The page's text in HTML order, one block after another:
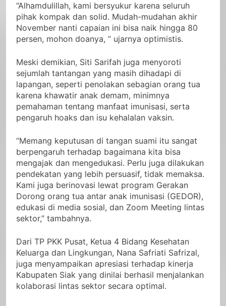
“Alhamdulillah, kami bersyukur karena seluruh
pihak kompak dan solid. Mudah-mudahan akhir
November nanti capaian ini bisa naik hingga 80
persen, mohon doanya, ” ujarnya optimistis.
Meski demikian, Siti Sarifah juga menyoroti
sejumlah tantangan yang masih dihadapi di
lapangan, seperti penolakan sebagian orang tua
karena khawatir anak demam, minimnya
pemahaman tentang manfaat imunisasi, serta
pengaruh hoaks dan isu kehalalan vaksin.
“Memang keputusan di tangan suami itu sangat
berpengaruh terhadap bagaimana kita bisa
mengajak dan mengedukasi. Perlu juga dilakukan
pendekatan yang lebih persuasif, tidak memaksa.
Kami juga berinovasi lewat program Gerakan
Dorong orang tua antar anak imunisasi (GEDOR),
edukasi di media sosial, dan Zoom Meeting lintas
sektor,” tambahnya.
Dari TP PKK Pusat, Ketua 4 Bidang Kesehatan
Keluarga dan Lingkungan, Nana Safriati Safrizal,
juga menyampaikan apresiasi terhadap kinerja
Kabupaten Siak yang dinilai berhasil menjalankan
kolaborasi lintas sektor secara optimal.